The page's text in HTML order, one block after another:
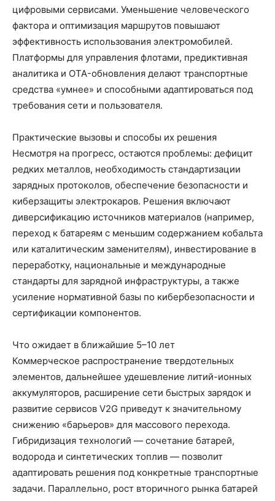
цифровыми сервисами. Уменьшение человеческого
фактора и оптимизация маршрутов повышают
эффективность использования электромобилей.
Платформы для управления флотами, предиктивная
аналитика и OTA-обновления делают транспортные
средства «умнее» и способными адаптироваться под
требования сети и пользователя.
Практические вызовы и способы их решения
Несмотря на прогресс, остаются проблемы: дефицит
редких металлов, необходимость стандартизации
зарядных протоколов, обеспечение безопасности и
киберзащиты электрокаров. Решения включают
диверсификацию источников материалов (например,
переход к батареям с меньшим содержанием кобальта
или каталитическим заменителям), инвестирование в
переработку, национальные и международные
стандарты для зарядной инфраструктуры, а также
усиление нормативной базы по кибербезопасности и
сертификации компонентов.
Что ожидает в ближайшие 5–10 лет
Коммерческое распространение твердотельных
элементов, дальнейшее удешевление литий-ионных
аккумуляторов, расширение сети быстрых зарядок и
развитие сервисов V2G приведут к значительному
снижению «барьеров» для массового перехода.
Гибридизация технологий — сочетание батарей,
водорода и синтетических топлив — позволит
адаптировать решения под конкретные транспортные
задачи. Параллельно, рост вторичного рынка батарей